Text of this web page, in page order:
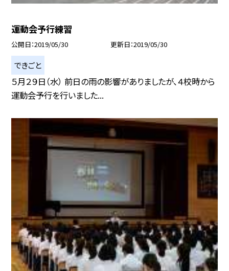
運動会予行練習
公開日 2019/05/30 更新日 2019/05/30
できごと
５月２９日（水） 前日の雨の影響がありましたが、４校時から
運動会予行を行いました...